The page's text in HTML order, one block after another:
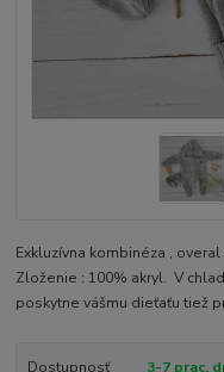
Exkluzívna kombinéza ,
Zloženie : 100% akryl. V
poskytne vášmu dieťaťu tiež
Dostupnosť
3-7 prac.